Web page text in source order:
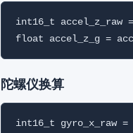
int16_t accel_z_raw =
陀螺仪换算
int16_t gyro_x_raw =